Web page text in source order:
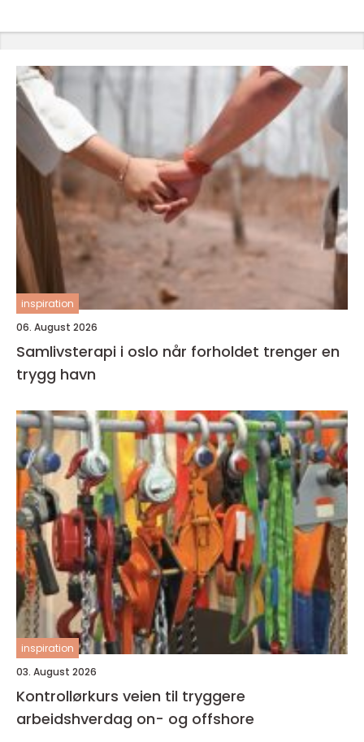
inspiration
06. August 2026
Samlivsterapi i oslo når forholdet trenger en
trygg havn
inspiration
03. August 2026
Kontrollørkurs veien til tryggere
arbeidshverdag on- og offshore